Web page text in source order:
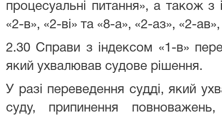
процесуальні питання», а також з
«2-в», «2-ві» та «8-а», «2-аз», «2-ав»,
2.30 Справи з індексом «1-в»
який ухвалював судове рішення.
У разі переведення судді, який
суду, припинення